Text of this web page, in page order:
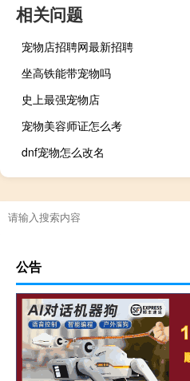
相关问题
宠物店招聘网最新招聘
坐高铁能带宠物吗
史上最强宠物店
宠物美容师证怎么考
dnf宠物怎么改名
公告